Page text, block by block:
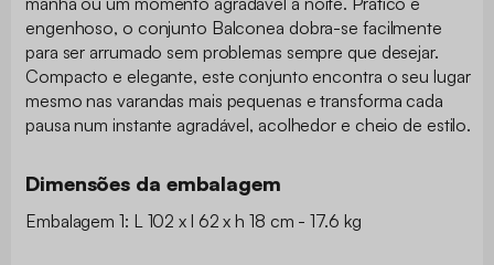
engenhoso, o conjunto Balconea dobra-se facilmente
para ser arrumado sem problemas sempre que desejar.
Compacto e elegante, este conjunto encontra o seu lugar
mesmo nas varandas mais pequenas e transforma cada
pausa num instante agradável, acolhedor e cheio de estilo.
Dimensões da embalagem
Embalagem 1: L 102 x l 62 x h 18 cm - 17.6 kg